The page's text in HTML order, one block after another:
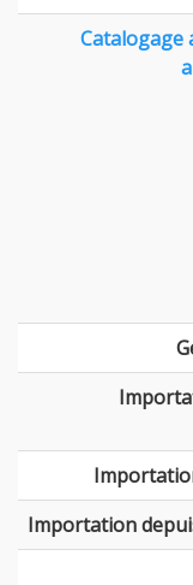
Catalogage
Importation